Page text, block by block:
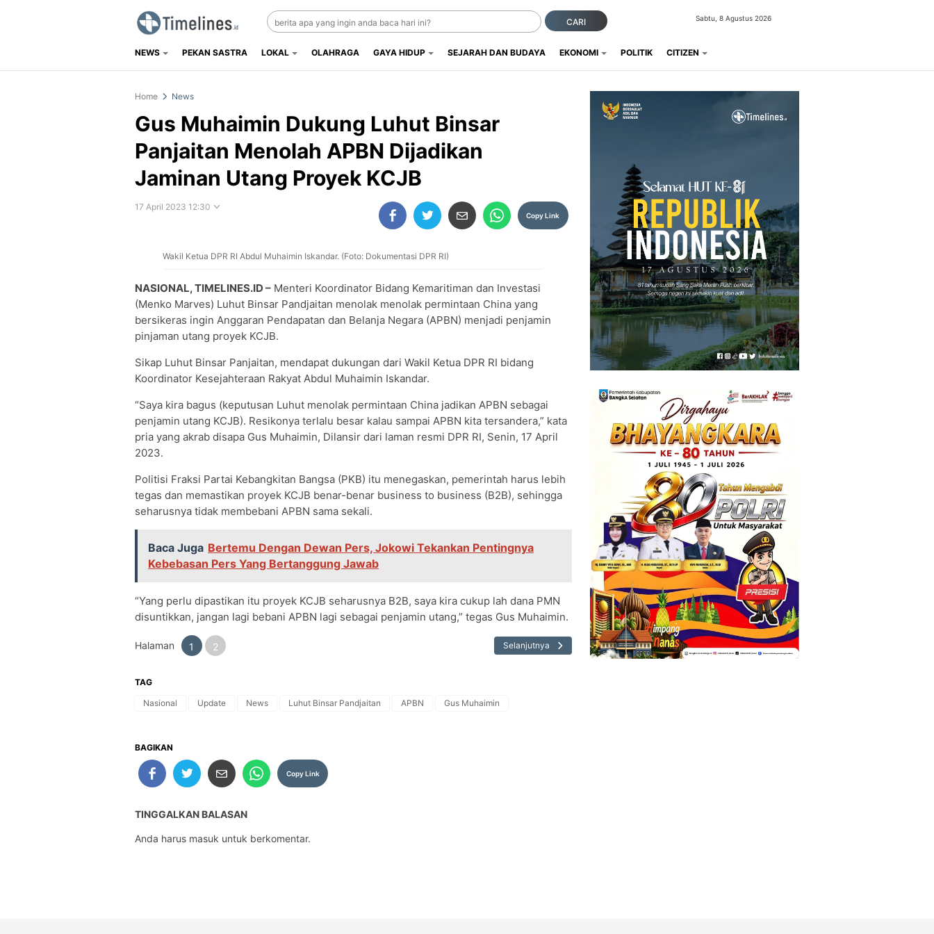
Timelines.id
Media Literasi, Sejarah & Budaya
CARI Sabtu, 8 Agustus 2026
NEWS PEKAN SASTRA LOKAL OLAHRAGA GAYA HIDUP SEJARAH DAN BUDAYA EKONOMI POLITIK CITIZEN
Home News
Gus Muhaimin Dukung Luhut Binsar
Panjaitan Menolah APBN Dijadikan
Jaminan Utang Proyek KCJB
17 April 2023 12:30
Copy Link
Wakil Ketua DPR RI Abdul Muhaimin Iskandar. (Foto: Dokumentasi DPR RI)
NASIONAL, TIMELINES.ID – Menteri Koordinator Bidang Kemaritiman dan Investasi
(Menko Marves) Luhut Binsar Pandjaitan menolak menolak permintaan China yang
bersikeras ingin Anggaran Pendapatan dan Belanja Negara (APBN) menjadi penjamin
pinjaman utang proyek KCJB.
Sikap Luhut Binsar Panjaitan, mendapat dukungan dari Wakil Ketua DPR RI bidang
Koordinator Kesejahteraan Rakyat Abdul Muhaimin Iskandar.
“Saya kira bagus (keputusan Luhut menolak permintaan China jadikan APBN sebagai
penjamin utang KCJB). Resikonya terlalu besar kalau sampai APBN kita tersandera,” kata
pria yang akrab disapa Gus Muhaimin, Dilansir dari laman resmi DPR RI, Senin, 17 April
2023.
Politisi Fraksi Partai Kebangkitan Bangsa (PKB) itu menegaskan, pemerintah harus lebih
tegas dan memastikan proyek KCJB benar-benar business to business (B2B), sehingga
seharusnya tidak membebani APBN sama sekali.
Baca Juga Bertemu Dengan Dewan Pers, Jokowi Tekankan Pentingnya
Kebebasan Pers Yang Bertanggung Jawab
“Yang perlu dipastikan itu proyek KCJB seharusnya B2B, saya kira cukup lah dana PMN
disuntikkan, jangan lagi bebani APBN lagi sebagai penjamin utang,” tegas Gus Muhaimin.
Halaman 1 2 Selanjutnya
TAG
Nasional
Update News Luhut Binsar Pandjaitan APBN Gus Muhaimin
BAGIKAN
Copy Link
TINGGALKAN BALASAN
Anda harus masuk untuk berkomentar.